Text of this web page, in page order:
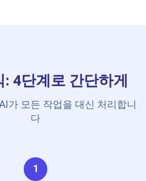
: 4단계로 간단하게
가 모든 작업을 대신 처리합니
다
1